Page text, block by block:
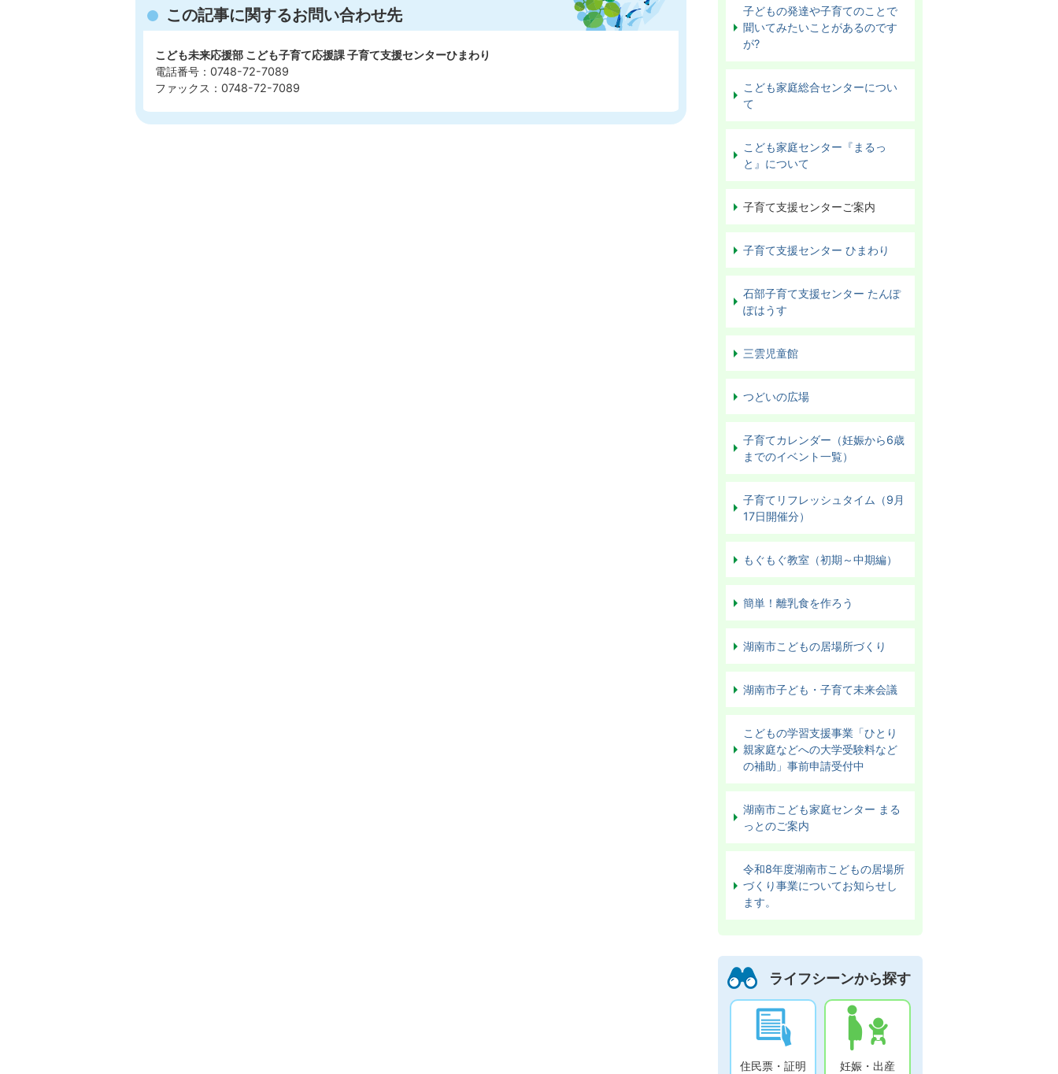
この記事に関するお問い合わせ先
こども未来応援部 こども子育て応援課 子育て支援センターひまわり
電話番号：0748-72-7089
ファックス：0748-72-7089
子どもの発達や子育てのことで
聞いてみたいことがあるのです
が?
こども家庭総合センターについ
て
こども家庭センター『まるっ
と』について
子育て支援センターご案内
子育て支援センター ひまわり
石部子育て支援センター たんぽ
ぽはうす
三雲児童館
つどいの広場
子育てカレンダー（妊娠から6歳
までのイベント一覧）
子育てリフレッシュタイム（9月
17日開催分）
もぐもぐ教室（初期～中期編）
簡単！離乳食を作ろう
湖南市こどもの居場所づくり
湖南市子ども・子育て未来会議
こどもの学習支援事業「ひとり
親家庭などへの大学受験料など
の補助」事前申請受付中
湖南市こども家庭センター まる
っとのご案内
令和8年度湖南市こどもの居場所
づくり事業についてお知らせし
ます。
ライフシーンから探す
住民票・証明 妊娠・出産